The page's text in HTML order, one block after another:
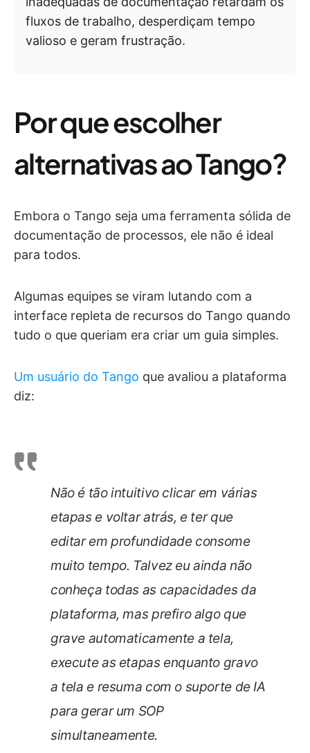
fluxos de trabalho, desperdiçam tempo
valioso e geram frustração.
Por que escolher
alternativas ao Tango?
Embora o Tango seja uma ferramenta sólida de
documentação de processos, ele não é ideal
para todos.
Algumas equipes se viram lutando com a
interface repleta de recursos do Tango quando
tudo o que queriam era criar um guia simples.
Um usuário do Tango que avaliou a plataforma
diz:
Não é tão intuitivo clicar em várias
etapas e voltar atrás, e ter que
editar em profundidade consome
muito tempo. Talvez eu ainda não
conheça todas as capacidades da
plataforma, mas prefiro algo que
grave automaticamente a tela,
execute as etapas enquanto gravo
a tela e resuma com o suporte de IA
para gerar um SOP
simultaneamente.